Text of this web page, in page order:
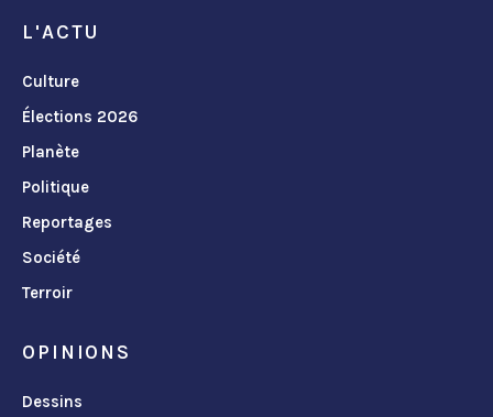
L'ACTU
Culture
Élections 2026
Planète
Politique
Reportages
Société
Terroir
OPINIONS
Dessins